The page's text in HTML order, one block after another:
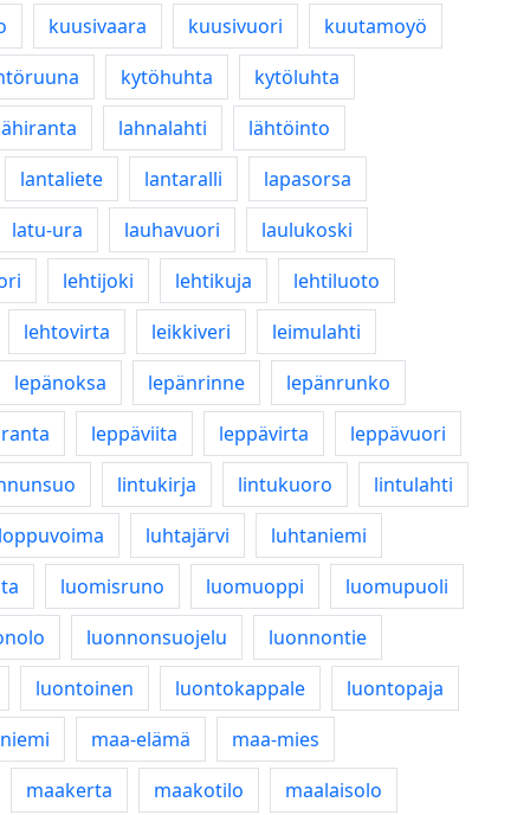
kuusivaara kuusivuori
kuutamoyö
kytöhuhta
kytöluhta
lahnalahti
lähtöinto
lantaliete lantaralli
lapasorsa
latu-ura lauhavuori
laulukoski
lehtijoki lehtikuja
lehtiluoto
lehtovirta leikkiveri
leimulahti
lepänoksa lepänrinne
lepänrunko
leppäviita leppävirta
leppävuori
lintukirja lintukuoro
lintulahti
loppuvoima luhtajärvi
luhtaniemi
luomisruno luomuoppi
luomupuoli
luonnonsuojelu
luonnontie
luontoinen luontokappale
luontopaja
maa-elämä
maa-mies
maakerta maakotilo maalaisolo